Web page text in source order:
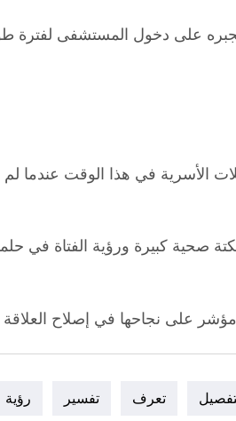
على دخول المستشفى لفترة
الأسرية في هذا الوقت عندما
كبيرة ورؤية الفتاة في
على نجاحها في إصلاح العلاقة
تعرف تفسير رؤية